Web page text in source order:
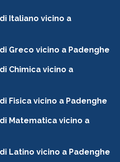
Italiano vicino a
Greco vicino a Padenghe
Chimica vicino a
Fisica vicino a Padenghe
Matematica vicino a
Latino vicino a Padenghe